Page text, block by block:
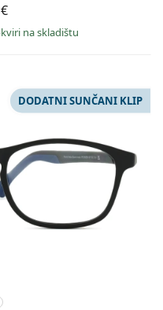
na skladištu
DODATNI SUNČANI KLIP